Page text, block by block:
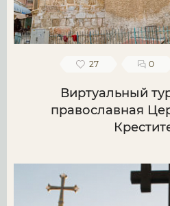
27 0
Виртуальный
православная